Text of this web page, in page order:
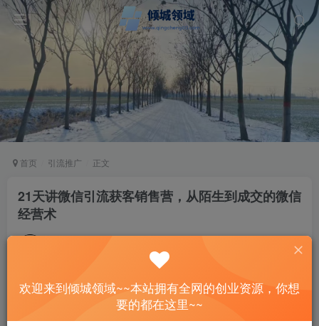
首页 引流推广 正文
21天讲微信引流获客销售营，从陌生到成交的微信
经营术
私信
付费资源
欢迎来到倾城领域~~本站拥有全网的创业资源，你想
要的都在这里~~